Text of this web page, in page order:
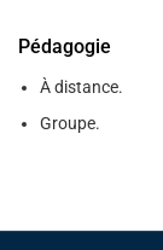
Pédagogie
À distance.
Groupe.